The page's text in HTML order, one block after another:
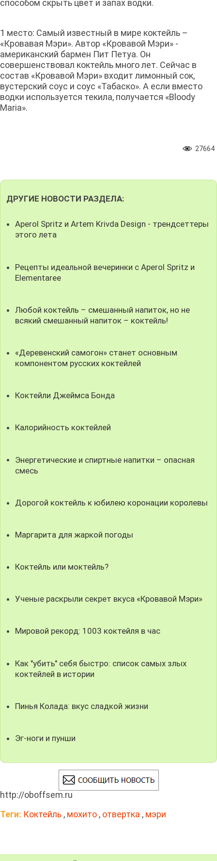
способом скрыть цвет и запах водки.
1 место: Самый известный в мире коктейль –
«Кровавая Мэри». Автор «Кровавой Мэри» -
американский бармен Пит Петуа. Он
совершенствовал коктейль много лет. Сейчас в
состав «Кровавой Мэри» входит лимонный сок,
вустерский соус и соус «Табаско». А если вместо
водки используется текила, получается «Bloody
Maria».
27664
ДРУГИЕ НОВОСТИ РАЗДЕЛА:
Aperol Spritz и Artem Krivda Design - трендсеттеры
этого лета
Рецепты идеальной вечеринки с Aperol Spritz и
Elementaree
Любой коктейль – смешанный напиток, но не
всякий смешанный напиток – коктейль!
«Деревенский самогон» станет основным
компонентом русских коктейлей
Коктейли Джеймса Бонда
Калорийность коктейлей
Энергетические и спиртные напитки – опасная
смесь
Дорогой коктейль к юбилею коронации королевы
Маргарита для жаркой погоды
Коктейль или моктейль?
Ученые раскрыли секрет вкуса «Кровавой Мэри»
Мировой рекорд: 1003 коктейля в час
Как "убить" себя быстро: список самых злых
коктейлей в истории
Пинья Колада: вкус сладкой жизни
Эг-ноги и пунши
http://oboffsem.ru
Теги: Коктейль , мохито , отвертка , мэри